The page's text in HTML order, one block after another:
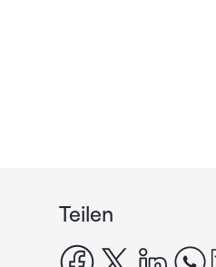
Teilen
facebook
x